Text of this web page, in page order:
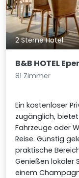
2 Sterne Hotel
B&B HOTEL
81 Zimmer
Ein kostenloser
zugänglich,
Fahrzeuge oder
Reise. Günstig
praktische
Genießen lokaler
einem